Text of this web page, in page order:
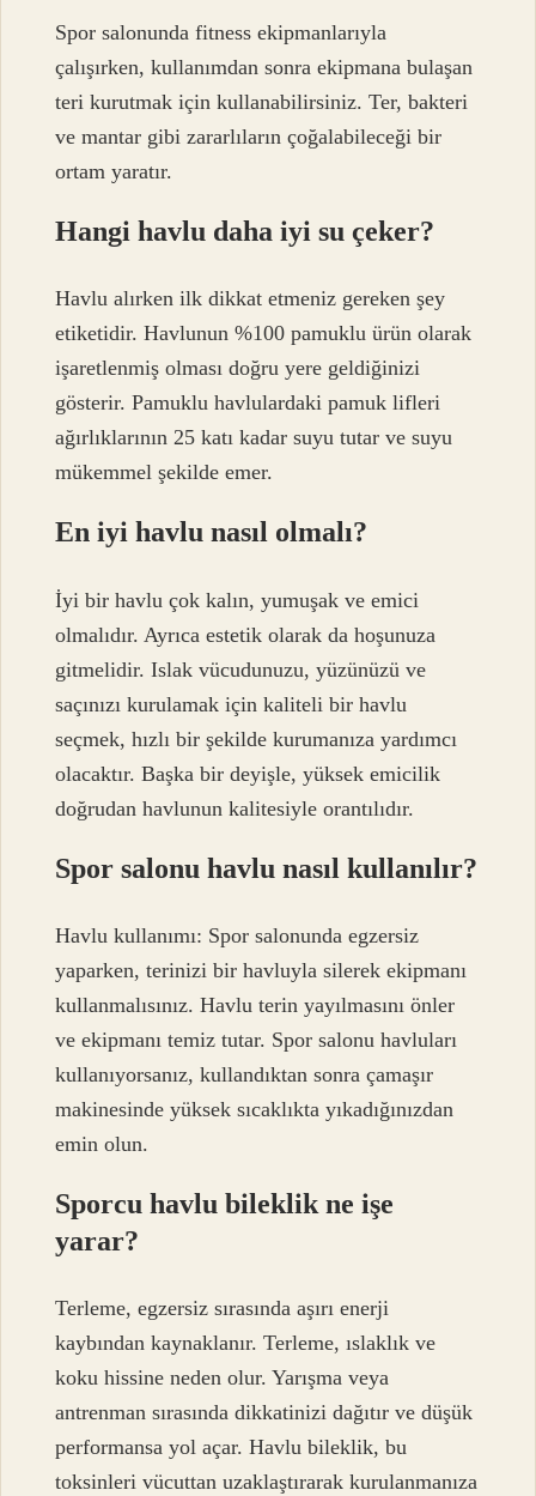
Spor salonunda fitness ekipmanlarıyla
çalışırken, kullanımdan sonra ekipmana bulaşan
teri kurutmak için kullanabilirsiniz. Ter, bakteri
ve mantar gibi zararlıların çoğalabileceği bir
ortam yaratır.
Hangi havlu daha iyi su çeker?
Havlu alırken ilk dikkat etmeniz gereken şey
etiketidir. Havlunun %100 pamuklu ürün olarak
işaretlenmiş olması doğru yere geldiğinizi
gösterir. Pamuklu havlulardaki pamuk lifleri
ağırlıklarının 25 katı kadar suyu tutar ve suyu
mükemmel şekilde emer.
En iyi havlu nasıl olmalı?
İyi bir havlu çok kalın, yumuşak ve emici
olmalıdır. Ayrıca estetik olarak da hoşunuza
gitmelidir. Islak vücudunuzu, yüzünüzü ve
saçınızı kurulamak için kaliteli bir havlu
seçmek, hızlı bir şekilde kurumanıza yardımcı
olacaktır. Başka bir deyişle, yüksek emicilik
doğrudan havlunun kalitesiyle orantılıdır.
Spor salonu havlu nasıl kullanılır?
Havlu kullanımı: Spor salonunda egzersiz
yaparken, terinizi bir havluyla silerek ekipmanı
kullanmalısınız. Havlu terin yayılmasını önler
ve ekipmanı temiz tutar. Spor salonu havluları
kullanıyorsanız, kullandıktan sonra çamaşır
makinesinde yüksek sıcaklıkta yıkadığınızdan
emin olun.
Sporcu havlu bileklik ne işe
yarar?
Terleme, egzersiz sırasında aşırı enerji
kaybından kaynaklanır. Terleme, ıslaklık ve
koku hissine neden olur. Yarışma veya
antrenman sırasında dikkatinizi dağıtır ve düşük
performansa yol açar. Havlu bileklik, bu
toksinleri vücuttan uzaklaştırarak kurulanmanıza